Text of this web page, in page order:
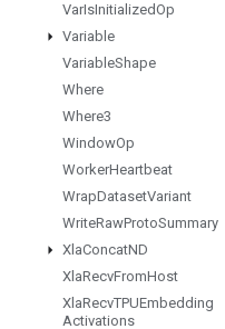
VarIsInitializedOp
Variable
VariableShape
Where
Where3
WindowOp
WorkerHeartbeat
WrapDatasetVariant
WriteRawProtoSummary
XlaConcatND
XlaRecvFromHost
XlaRecvTPUEmbedding
Activations
Мы в социальных сетях